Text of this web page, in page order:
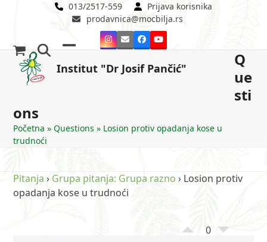
013/2517-559
Prijava korisnika
prodavnica@mocbilja.rs
Instagram
EmailFacebookYouTube
Institut "Dr Josif Pančić"
mobile
mobile
Q
ue
sti
ons
Početna »Questions » Losion protiv opadanja kose u
trudnoći
Pitanja › Grupa pitanja: Grupa razno › Losion protiv
opadanja kose u trudnoći
0